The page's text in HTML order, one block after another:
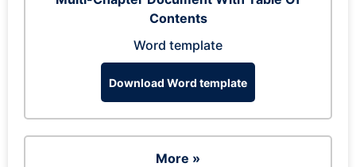
Contents
Word template
Download Word template
More »